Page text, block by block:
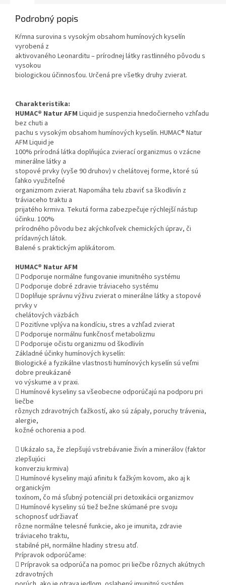
Podrobný popis
Kŕmna surovina s vysokým obsahom humínových kyselín
vyrobená z
aktivovaného Leonarditu – prírodnej látky rastlinného pôvodu s
vysokou
biologickou účinnosťou. Určená pre všetky druhy zvierat.
Charakteristika:
HUMAC® Natur AFM Liquid je suspenzia hnedočierneho vzhľadu
bez chuti a
pachu s vysokým obsahom humínových kyselín. HUMAC® Natur
AFM Liquid je
100% prírodná látka doplňujúca zvierací organizmus o vzácne
minerálne látky a
stopové prvky (vyše 90 druhov) v chelátovej forme, ktoré sú
ľahko využiteľné
organizmom zvierat. Napomáha telu zbaviť sa škodlivín z
tráviaceho traktu a
prijatého krmiva. Tekutá forma zabezpečuje rýchlejší nástup
účinku. 100%
prírodného pôvodu bez akýchkoľvek chemických úprav, či
prídavných látok.
Balené s praktickým aplikátorom.
HUMAC® Natur AFM
 Podporuje normálne fungovanie imunitného systému
 Podporuje dobré zdravie tráviaceho systému
 Doplňuje správnu výživu zvierat o minerálne látky a stopové
prvky v
chelátových väzbách
 Pozitívne vplýva na kondíciu, stres a vzhľad zvierat
 Podporuje normálnu funkčnosť metabolizmu
 Podporuje očistu organizmu od škodlivín
Základné účinky humínových kyselín:
Biologické a fyzikálne vlastnosti humínových kyselín sú veľmi
dobre preukázané
vo výskume a v praxi.
 Humínové kyseliny sa všeobecne odporúčajú na podporu pri
liečbe
rôznych zdravotných ťažkostí, ako sú zápaly, poruchy trávenia,
alergie,
kožné ochorenia a pod.
 Ukázalo sa, že zlepšujú vstrebávanie živín a minerálov (faktor
zlepšujúci
konverziu krmiva)
 Humínové kyseliny majú afinitu k ťažkým kovom, ako aj k
organickým
toxínom, čo má sľubný potenciál pri detoxikácii organizmov
 Humínové kyseliny sú tiež bežne skúmané pre svoju
schopnosť udržiavať
rôzne normálne telesné funkcie, ako je imunita, zdravie
tráviaceho traktu,
stabilné pH, normálne hladiny stresu atď.
Prípravok odporúčame:
 Prípravok sa odporúča na pomoc pri liečbe rôznych akútnych
zdravotných